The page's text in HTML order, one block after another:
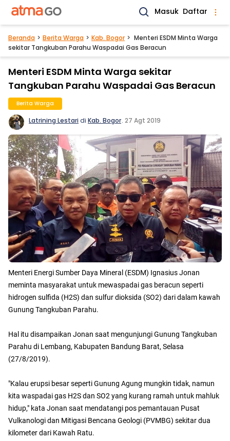
Masuk Daftar
Beranda Berita Warga Kab. Bogor
Menteri ESDM Minta Warga
sekitar Tangkuban Parahu Waspadai Gas Beracun
Menteri ESDM Minta Warga sekitar
Tangkuban Parahu Waspadai Gas Beracun
Berita Warga
Latrining Lestaridi Kab. Bogor. 27 Agt 2019
Menteri Energi Sumber Daya Mineral (ESDM) Ignasius Jonan
meminta masyarakat untuk mewaspadai gas beracun seperti
hidrogen sulfida (H2S) dan sulfur dioksida (SO2) dari dalam kawah
Gunung Tangkuban Parahu.
Hal itu disampaikan Jonan saat mengunjungi Gunung Tangkuban
Parahu di Lembang, Kabupaten Bandung Barat, Selasa
(27/8/2019).
"Kalau erupsi besar seperti Gunung Agung mungkin tidak, namun
kita waspadai gas H2S dan SO2 yang kurang ramah untuk mahluk
hidup," kata Jonan saat mendatangi pos pemantauan Pusat
Vulkanologi dan Mitigasi Bencana Geologi (PVMBG) sekitar dua
kilometer dari Kawah Ratu.